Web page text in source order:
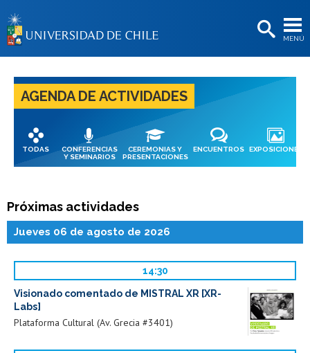
MENÚ
BIBLIOTECAS
Postulantes
Estudiantes
Académicas/os
Egresadas/os
AGENDA DE ACTIVIDADES
TODAS
CONFERENCIAS
Y SEMINARIOS
CEREMONIAS Y
PRESENTACIONES
ENCUENTROS EXPOSICIONES
Próximas actividades
Jueves 06 de agosto de 2026
14:30
Visionado comentado de MISTRAL XR [XR-
Labs]
Plataforma Cultural (Av. Grecia #3401)